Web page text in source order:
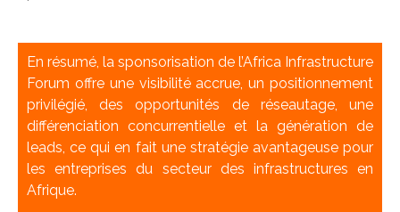
En résumé, la sponsorisation de l’Africa Infrastructure
Forum offre une visibilité accrue, un positionnement
privilégié, des opportunités de réseautage, une
différenciation concurrentielle et la génération de
leads, ce qui en fait une stratégie avantageuse pour
les entreprises du secteur des infrastructures en
Afrique.